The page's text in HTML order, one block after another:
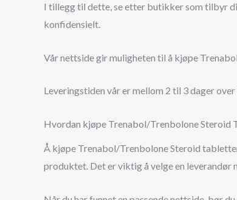
I tillegg til dette, se etter butikker som tilbyr
konfidensielt.
Vår nettside gir muligheten til å kjøpe
Leveringstiden vår er mellom 2 til 3 dager
Hvordan kjøpe Trenabol/Trenbolone Steroid
Å kjøpe Trenabol/Trenbolone Steroid
produktet. Det er viktig å velge en leverandør